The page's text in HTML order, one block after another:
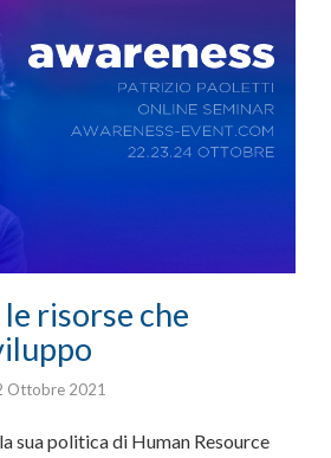
risorse che
Ottobre 2021
sua politica di Human Resource